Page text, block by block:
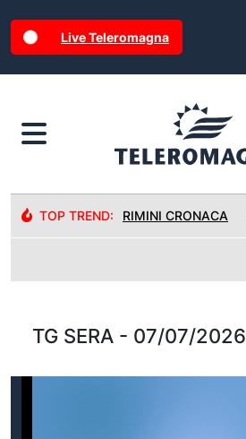
Live Teleromagna
TOP TREND: RIMINI CRONACA
TG SERA - 07/07/2026